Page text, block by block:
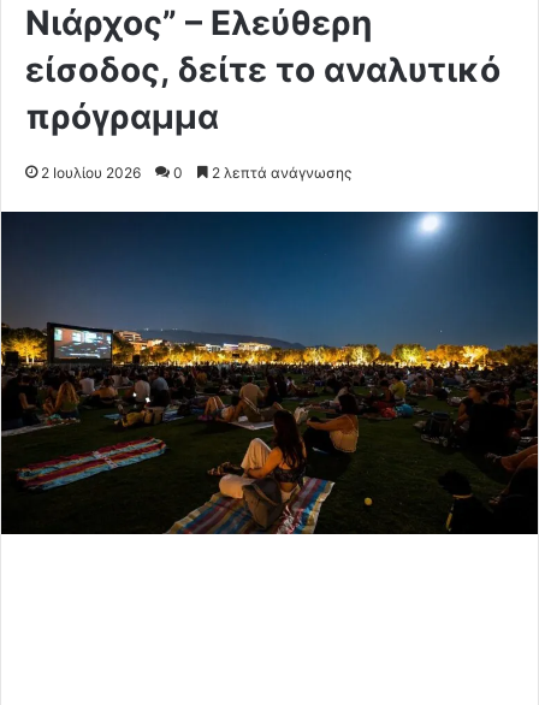
Νιάρχος” – Ελεύθερη
είσοδος, δείτε το αναλυτικό
πρόγραμμα
2 Ιουλίου 2026 0 2 λεπτά ανάγνωσης